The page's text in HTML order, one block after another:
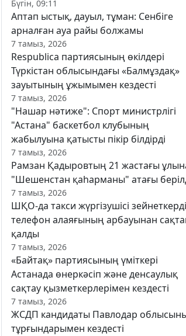
Бүгін, 09:11
Аптап ыстық, дауыл, тұман: Сенбіге
арналған ауа райы болжамы
7 тамыз, 2026
Respublica партиясының өкілдері
Түркістан облысындағы «Балмұздақ»
зауытының ұжымымен кездесті
7 тамыз, 2026
"Нашар нәтиже": Спорт министрлігі
"Астана" баскетбол клубының
жабылуына қатысты пікір білдірді
7 тамыз, 2026
Рамзан Қадыровтың 21 жастағы
"Шешенстан қаһарманы" атағы
7 тамыз, 2026
ШҚО-да такси жүргізушісі зейнеткерді
телефон алаяғының арбауынан
қалды
7 тамыз, 2026
«Байтақ» партиясының үміткері
Астанада өнеркәсіп және денсаулық
сақтау қызметкерлерімен кездесті
7 тамыз, 2026
ЖСДП кандидаты Павлодар
тұрғындарымен кездесті